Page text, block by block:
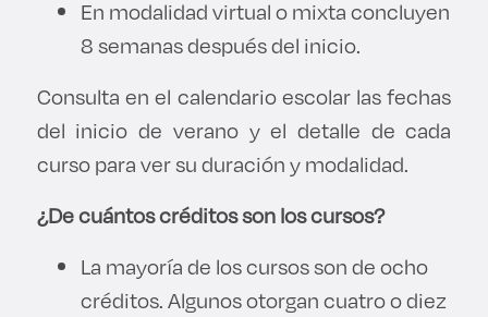
En modalidad virtual o mixta concluyen
8 semanas después del inicio.
Consulta en el calendario escolar las fechas
del inicio de verano y el detalle de cada
curso para ver su duración y modalidad.
¿De cuántos créditos son los cursos?
La mayoría de los cursos son de ocho
créditos. Algunos otorgan cuatro o diez